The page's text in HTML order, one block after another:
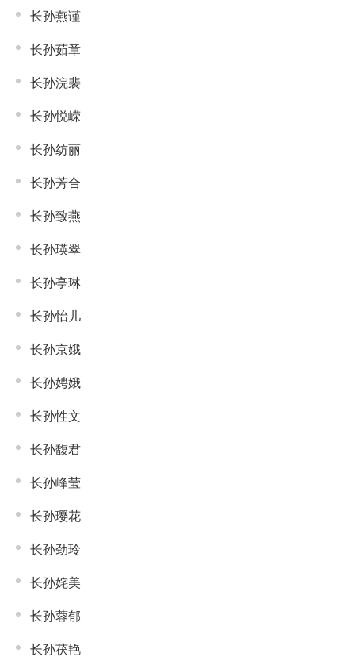
长孙燕谨
长孙茹章
长孙浣裴
长孙悦嵘
长孙纺丽
长孙芳合
长孙致燕
长孙瑛翠
长孙亭琳
长孙怡儿
长孙京娥
长孙娉娥
长孙性文
长孙馥君
长孙峰莹
长孙璎花
长孙劲玲
长孙姹美
长孙蓉郁
长孙茯艳